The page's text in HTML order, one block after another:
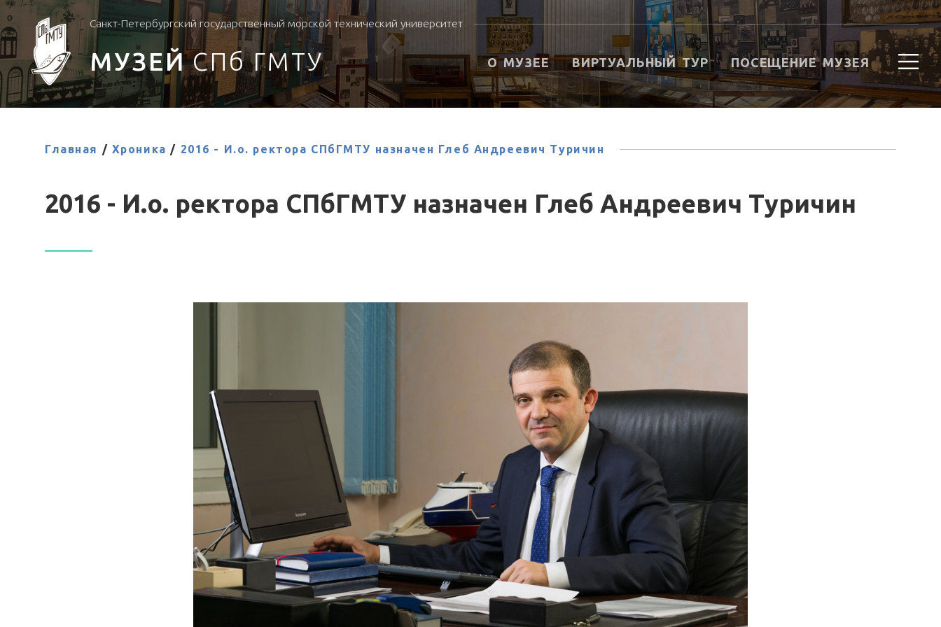
Санкт-Петербургский государственный морской технический университет
О МУЗЕЕ ВИРТУАЛЬНЫЙ ТУР ПОСЕЩЕНИЕ МУЗЕЯ
МУЗЕЙ СПб ГМТУ
Главная / Хроника / 2016 - И.о. ректора СПбГМТУ назначен Глеб Андреевич Туричин
2016 - И.о. ректора СПбГМТУ назначен Глеб Андреевич Туричин